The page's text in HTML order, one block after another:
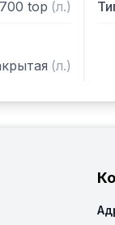
top (л.)
(л.)